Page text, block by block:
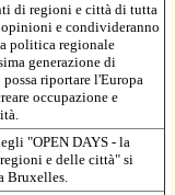
di regioni e città di tutta
e condivideranno
politica regionale
generazione di
riportare l'Europa
occupazione e
"OPEN DAYS - la
e delle città" si
Bruxelles.